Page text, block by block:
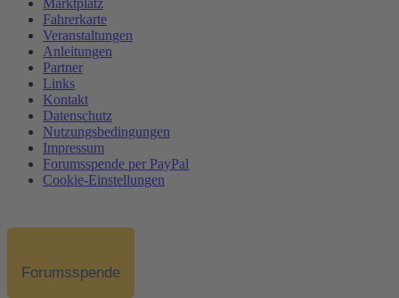
Fahrerkarte
Veranstaltungen
Anleitungen
Partner
Links
Kontakt
Datenschutz
Nutzungsbedingungen
Impressum
Forumsspende per PayPal
Cookie-Einstellungen
Forumsspende